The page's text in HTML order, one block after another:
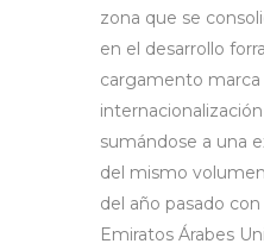
zona que se
en el desarrollo
cargamento
sumándose a una
del mismo
del año pasado
Emiratos Árabes